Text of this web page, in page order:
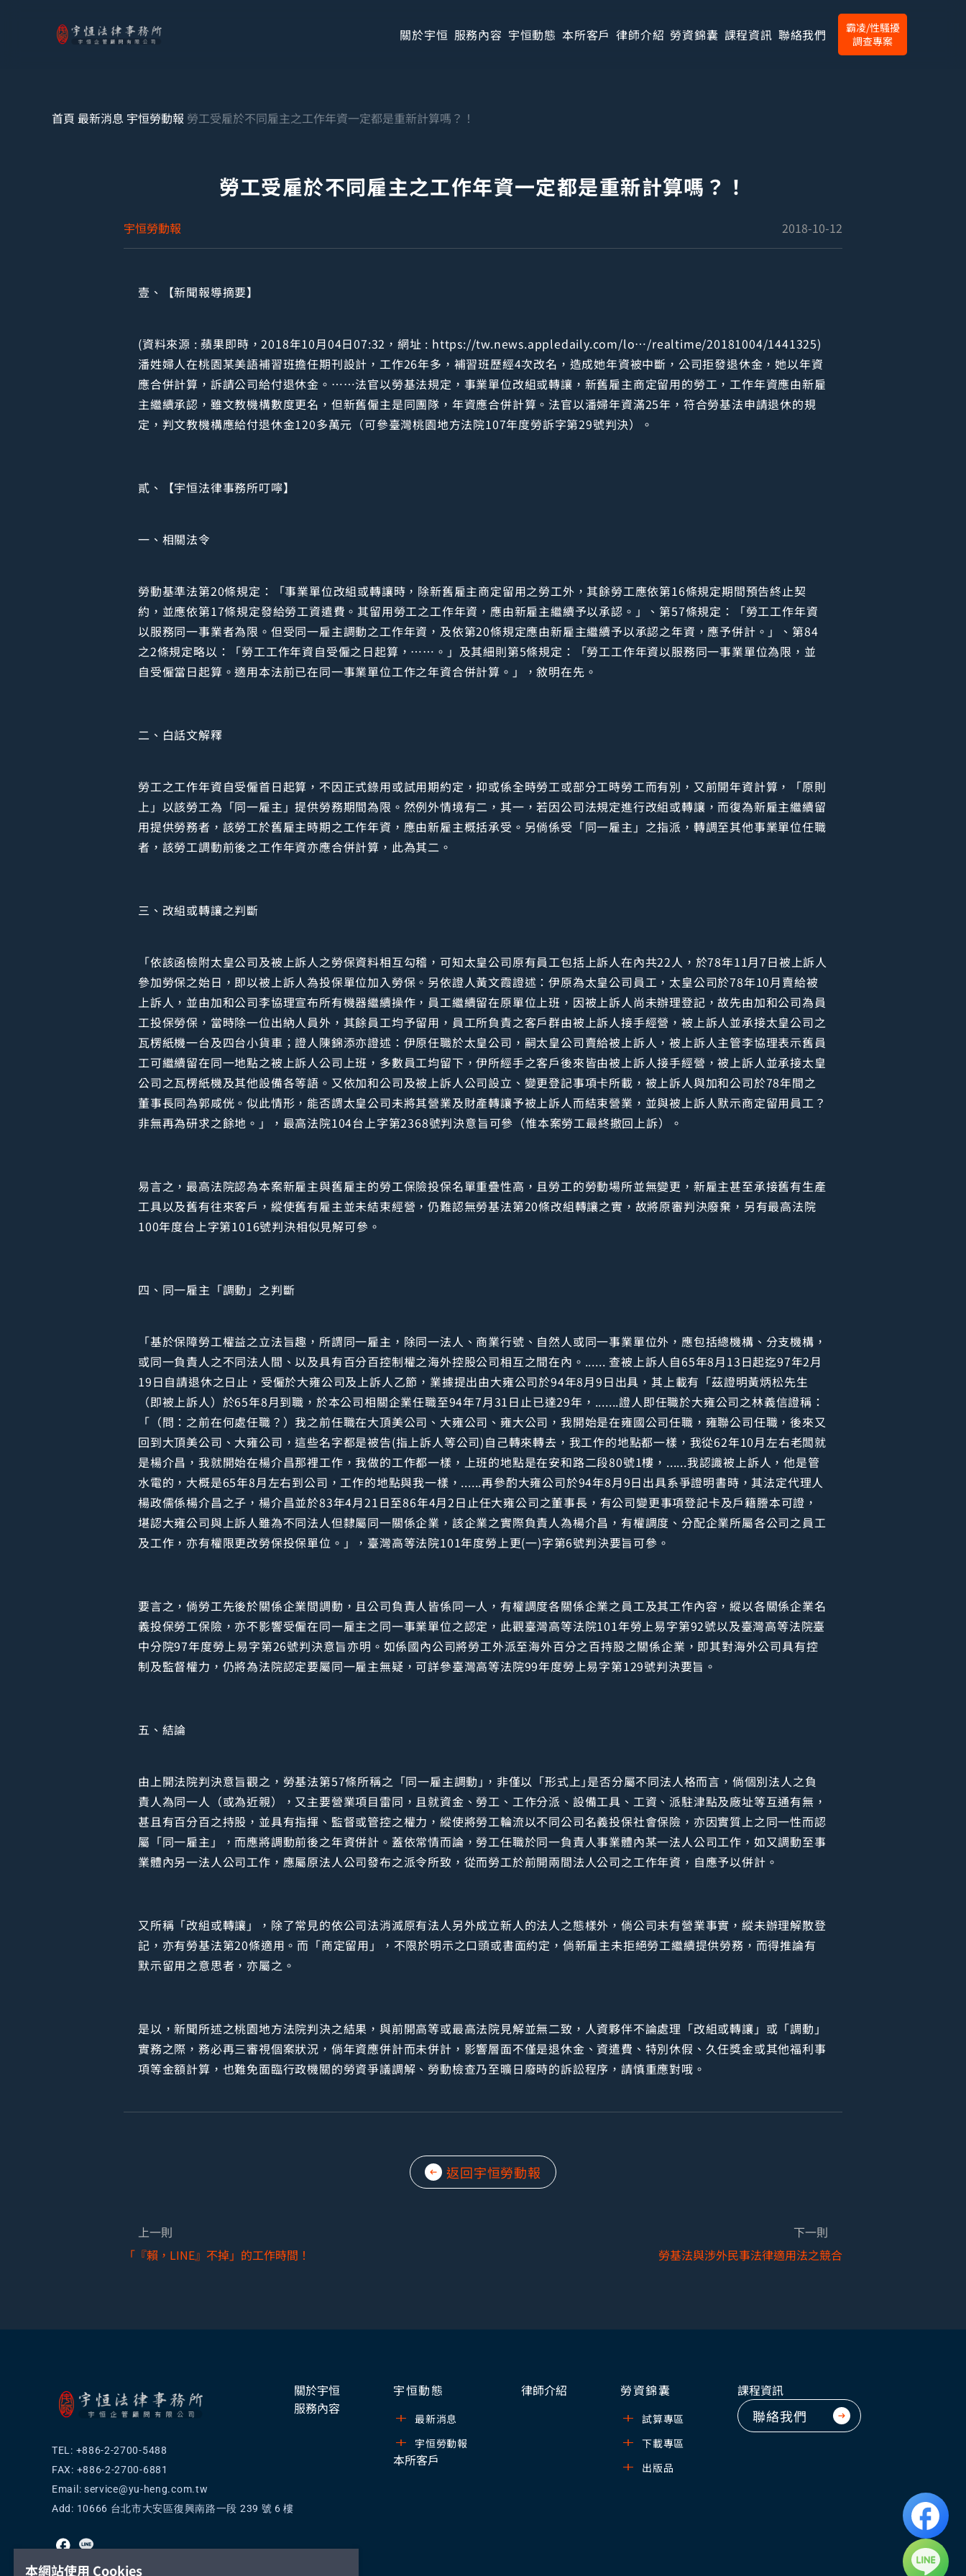
關於宇恒 服務內容 宇恒動態 本所客戶 律師介紹 勞資錦囊 課程資訊 聯絡我們
霸凌/性騷擾
調查專案
首頁 最新消息 宇恒勞動報 勞工受雇於不同雇主之工作年資一定都是重新計算嗎？！
勞工受雇於不同雇主之工作年資一定都是重新計算嗎？！
宇恒勞動報 2018-10-12
壹、【新聞報導摘要】
(資料來源 : 蘋果即時，2018年10月04日07:32，網址 : https://tw.news.appledaily.com/lo…/realtime/20181004/1441325)
潘姓婦人在桃園某美語補習班擔任期刊設計，工作26年多，補習班歷經4次改名，造成她年資被中斷，公司拒發退休金，她以年資
應合併計算，訴請公司給付退休金。……法官以勞基法規定，事業單位改組或轉讓，新舊雇主商定留用的勞工，工作年資應由新雇
主繼續承認，雖文教機構數度更名，但新舊僱主是同團隊，年資應合併計算。法官以潘婦年資滿25年，符合勞基法申請退休的規
定，判文教機構應給付退休金120多萬元（可參臺灣桃園地方法院107年度勞訴字第29號判決）。
貳、【宇恒法律事務所叮嚀】
一、相關法令
勞動基準法第20條規定：「事業單位改組或轉讓時，除新舊雇主商定留用之勞工外，其餘勞工應依第16條規定期間預告終止契
約，並應依第17條規定發給勞工資遣費。其留用勞工之工作年資，應由新雇主繼續予以承認。」、第57條規定：「勞工工作年資
以服務同一事業者為限。但受同一雇主調動之工作年資，及依第20條規定應由新雇主繼續予以承認之年資，應予併計。」、第84
之2條規定略以：「勞工工作年資自受僱之日起算，……。」及其細則第5條規定：「勞工工作年資以服務同一事業單位為限，並
自受僱當日起算。適用本法前已在同一事業單位工作之年資合併計算。」，敘明在先。
二、白話文解釋
勞工之工作年資自受僱首日起算，不因正式錄用或試用期約定，抑或係全時勞工或部分工時勞工而有別，又前開年資計算，「原則
上」以該勞工為「同一雇主」提供勞務期間為限。然例外情境有二，其一，若因公司法規定進行改組或轉讓，而復為新雇主繼續留
用提供勞務者，該勞工於舊雇主時期之工作年資，應由新雇主概括承受。另倘係受「同一雇主」之指派，轉調至其他事業單位任職
者，該勞工調動前後之工作年資亦應合併計算，此為其二。
三、改組或轉讓之判斷
「依該函檢附太皇公司及被上訴人之勞保資料相互勾稽，可知太皇公司原有員工包括上訴人在內共22人，於78年11月7日被上訴人
參加勞保之始日，即以被上訴人為投保單位加入勞保。另依證人黃文霞證述：伊原為太皇公司員工，太皇公司於78年10月賣給被
上訴人，並由加和公司李協理宣布所有機器繼續操作，員工繼續留在原單位上班，因被上訴人尚未辦理登記，故先由加和公司為員
工投保勞保，當時除一位出納人員外，其餘員工均予留用，員工所負責之客戶群由被上訴人接手經營，被上訴人並承接太皇公司之
瓦楞紙機一台及四台小貨車；證人陳錦添亦證述：伊原任職於太皇公司，嗣太皇公司賣給被上訴人，被上訴人主管李協理表示舊員
工可繼續留在同一地點之被上訴人公司上班，多數員工均留下，伊所經手之客戶後來皆由被上訴人接手經營，被上訴人並承接太皇
公司之瓦楞紙機及其他設備各等語。又依加和公司及被上訴人公司設立、變更登記事項卡所載，被上訴人與加和公司於78年間之
董事長同為郭咸侊。似此情形，能否謂太皇公司未將其營業及財產轉讓予被上訴人而結束營業，並與被上訴人默示商定留用員工？
非無再為研求之餘地。」，最高法院104台上字第2368號判決意旨可參（惟本案勞工最終撤回上訴）。
易言之，最高法院認為本案新雇主與舊雇主的勞工保險投保名單重疊性高，且勞工的勞動場所並無變更，新雇主甚至承接舊有生產
工具以及舊有往來客戶，縱使舊有雇主並未結束經營，仍難認無勞基法第20條改組轉讓之實，故將原審判決廢棄，另有最高法院
100年度台上字第1016號判決相似見解可參。
四、同一雇主「調動」之判斷
「基於保障勞工權益之立法旨趣，所謂同一雇主，除同一法人、商業行號、自然人或同一事業單位外，應包括總機構、分支機構，
或同一負責人之不同法人間、以及具有百分百控制權之海外控股公司相互之間在內。...... 查被上訴人自65年8月13日起迄97年2月
19日自請退休之日止，受僱於大雍公司及上訴人乙節，業據提出由大雍公司於94年8月9日出具，其上載有「茲證明黃炳松先生
（即被上訴人）於65年8月到職，於本公司相關企業任職至94年7月31日止已達29年，.......證人即任職於大雍公司之林義信證稱：
「（問：之前在何處任職？）我之前任職在大頂美公司、大雍公司、雍大公司，我開始是在雍國公司任職，雍聯公司任職，後來又
回到大頂美公司、大雍公司，這些名字都是被告(指上訴人等公司)自己轉來轉去，我工作的地點都一樣，我從62年10月左右老闆就
是楊介昌，我就開始在楊介昌那裡工作，我做的工作都一樣，上班的地點是在安和路二段80號1樓，......我認識被上訴人，他是管
水電的，大概是65年8月左右到公司，工作的地點與我一樣，......再參酌大雍公司於94年8月9日出具系爭證明書時，其法定代理人
楊政儒係楊介昌之子，楊介昌並於83年4月21日至86年4月2日止任大雍公司之董事長，有公司變更事項登記卡及戶籍謄本可證，
堪認大雍公司與上訴人雖為不同法人但隸屬同一關係企業，該企業之實際負責人為楊介昌，有權調度、分配企業所屬各公司之員工
及工作，亦有權限更改勞保投保單位。」，臺灣高等法院101年度勞上更(一)字第6號判決要旨可參。
要言之，倘勞工先後於關係企業間調動，且公司負責人皆係同一人，有權調度各關係企業之員工及其工作內容，縱以各關係企業名
義投保勞工保險，亦不影響受僱在同一雇主之同一事業單位之認定，此觀臺灣高等法院101年勞上易字第92號以及臺灣高等法院臺
中分院97年度勞上易字第26號判決意旨亦明。如係國內公司將勞工外派至海外百分之百持股之關係企業，即其對海外公司具有控
制及監督權力，仍將為法院認定要屬同一雇主無疑，可詳參臺灣高等法院99年度勞上易字第129號判決要旨。
五、結論
由上開法院判決意旨觀之，勞基法第57條所稱之「同一雇主調動｣，非僅以「形式上｣是否分屬不同法人格而言，倘個別法人之負
責人為同一人（或為近親），又主要營業項目雷同，且就資金、勞工、工作分派、設備工具、工資、派駐津點及廠址等互通有無，
甚且有百分百之持股，並具有指揮、監督或管控之權力，縱使將勞工輪流以不同公司名義投保社會保險，亦因實質上之同一性而認
屬「同一雇主」，而應將調動前後之年資併計。蓋依常情而論，勞工任職於同一負責人事業體內某一法人公司工作，如又調動至事
業體內另一法人公司工作，應屬原法人公司發布之派令所致，從而勞工於前開兩間法人公司之工作年資，自應予以併計。
又所稱「改組或轉讓」，除了常見的依公司法消滅原有法人另外成立新人的法人之態樣外，倘公司未有營業事實，縱未辦理解散登
記，亦有勞基法第20條適用。而「商定留用」，不限於明示之口頭或書面約定，倘新雇主未拒絕勞工繼續提供勞務，而得推論有
默示留用之意思者，亦屬之。
是以，新聞所述之桃園地方法院判決之結果，與前開高等或最高法院見解並無二致，人資夥伴不論處理「改組或轉讓」或「調動」
實務之際，務必再三審視個案狀況，倘年資應併計而未併計，影響層面不僅是退休金、資遣費、特別休假、久任獎金或其他福利事
項等金額計算，也難免面臨行政機關的勞資爭議調解、勞動檢查乃至曠日廢時的訴訟程序，請慎重應對哦。
返回宇恒勞動報
上一則
「『賴，LINE』不掉」的工作時間！
下一則
勞基法與涉外民事法律適用法之競合
TEL: +886-2-2700-5488
FAX: +886-2-2700-6881
Email: service@yu-heng.com.tw
Add: 10666 台北市大安區復興南路一段 239 號 6 樓
關於宇恒
服務內容
宇恒動態
最新消息
宇恒勞動報
本所客戶
律師介紹 勞資錦囊
試算專區
下載專區
出版品
課程資訊
聯絡我們
本網站使用 Cookies